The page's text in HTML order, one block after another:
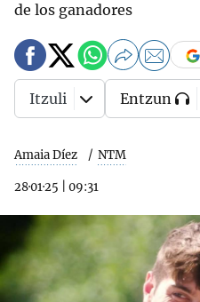
de los ganadores
Amaia Díez NTM
28·01·25 09:31
Itzuli Entzun